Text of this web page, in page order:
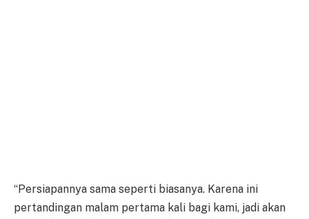
“Persiapannya sama seperti biasanya. Karena ini
pertandingan malam pertama kali bagi kami, jadi akan